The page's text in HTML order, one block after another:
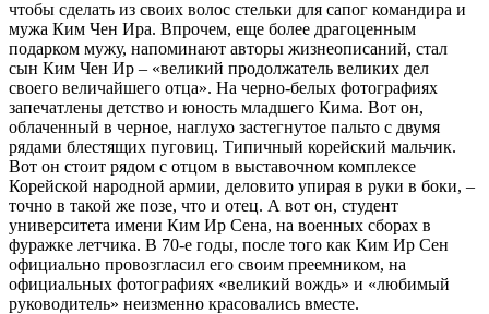
чтобы сделать из своих волос стельки для сапог командира и
мужа Ким Чен Ира. Впрочем, еще более драгоценным
подарком мужу, напоминают авторы жизнеописаний, стал
сын Ким Чен Ир – «великий продолжатель великих дел
своего величайшего отца». На черно-белых фотографиях
запечатлены детство и юность младшего Кима. Вот он,
облаченный в черное, наглухо застегнутое пальто с двумя
рядами блестящих пуговиц. Типичный корейский мальчик.
Вот он стоит рядом с отцом в выставочном комплексе
Корейской народной армии, деловито упирая в руки в боки, –
точно в такой же позе, что и отец. А вот он, студент
университета имени Ким Ир Сена, на военных сборах в
фуражке летчика. В 70-е годы, после того как Ким Ир Сен
официально провозгласил его своим преемником, на
официальных фотографиях «великий вождь» и «любимый
руководитель» неизменно красовались вместе.